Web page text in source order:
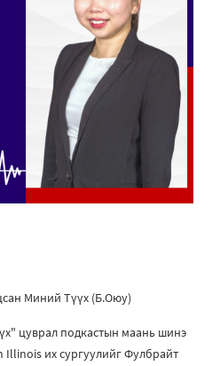
Миний Түүх (Б.Оюу)
цуврал подкастын маань шинэ
их сургуулийг Фулбрайт